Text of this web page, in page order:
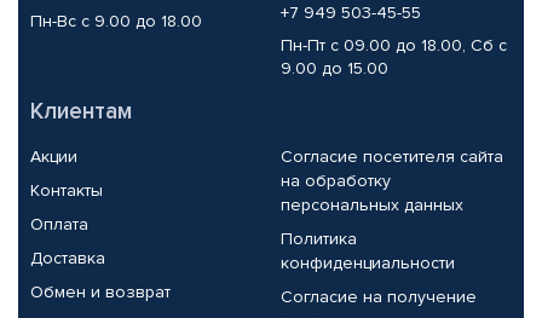
Пн-Вс с 9.00 до 18.00
+7 949 503-45-55
Пн-Пт с 09.00 до 18.00, Сб с
9.00 до 15.00
Клиентам
Акции
Контакты
Оплата
Доставка
Обмен и возврат
Согласие посетителя сайта
на обработку
персональных данных
Политика
конфиденциальности
Согласие на получение